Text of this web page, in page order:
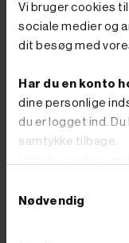
Vi bruger cookies
sociale medier og
dit besøg med
Har du en konto
dine personlige
du er logget ind.
samtykke tilbage.
Nødvendig
Varenr. 8005477
215,00 krGO'
PRIS
Pakningssæt til 5,5 og
motorer